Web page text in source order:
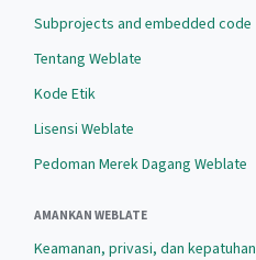
Subprojects and embedded code
Tentang Weblate
Kode Etik
Lisensi Weblate
Pedoman Merek Dagang Weblate
AMANKAN WEBLATE
Keamanan, privasi, dan kepatuhan